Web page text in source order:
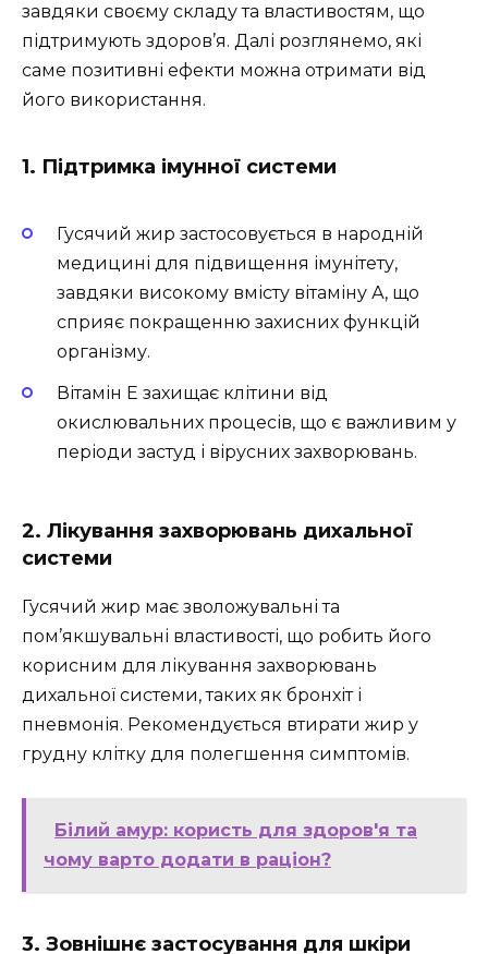
завдяки своєму складу та властивостям, що
підтримують здоров’я. Далі розглянемо, які
саме позитивні ефекти можна отримати від
його використання.
1. Підтримка імунної системи
Гусячий жир застосовується в народній
медицині для підвищення імунітету,
завдяки високому вмісту вітаміну А, що
сприяє покращенню захисних функцій
організму.
Вітамін Е захищає клітини від
окислювальних процесів, що є важливим у
періоди застуд і вірусних захворювань.
2. Лікування захворювань дихальної
системи
Гусячий жир має зволожувальні та
пом’якшувальні властивості, що робить його
корисним для лікування захворювань
дихальної системи, таких як бронхіт і
пневмонія. Рекомендується втирати жир у
грудну клітку для полегшення симптомів.
Білий амур: користь для здоров'я та
чому варто додати в раціон?
3. Зовнішнє застосування для шкіри